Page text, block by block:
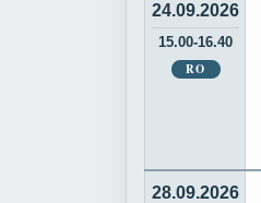
24.09.2026
15.00-16.40
RO
28.09.2026